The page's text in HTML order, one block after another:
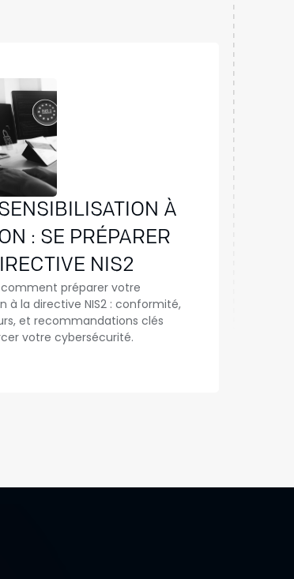
À
: SE PRÉPARER
NIS2
préparer votre
à la directive NIS2 : conformité,
et recommandations clés
votre cybersécurité.